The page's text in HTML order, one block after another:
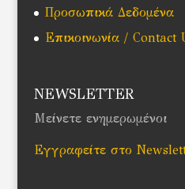
Προσωπικά Δεδομένα
Επικοινωνία / Contact
NEWSLETTER
Μείνετε ενημερωμένοι
Εγγραφείτε στο